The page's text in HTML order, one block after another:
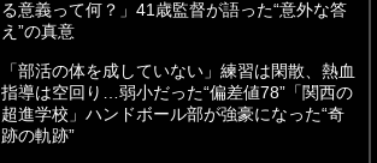
る意義って何？」41歳監督が語った“意外な答
え”の真意
「部活の体を成していない」練習は閑散、熱血
指導は空回り…弱小だった“偏差値78”「関西の
超進学校」ハンドボール部が強豪になった“奇
跡の軌跡”